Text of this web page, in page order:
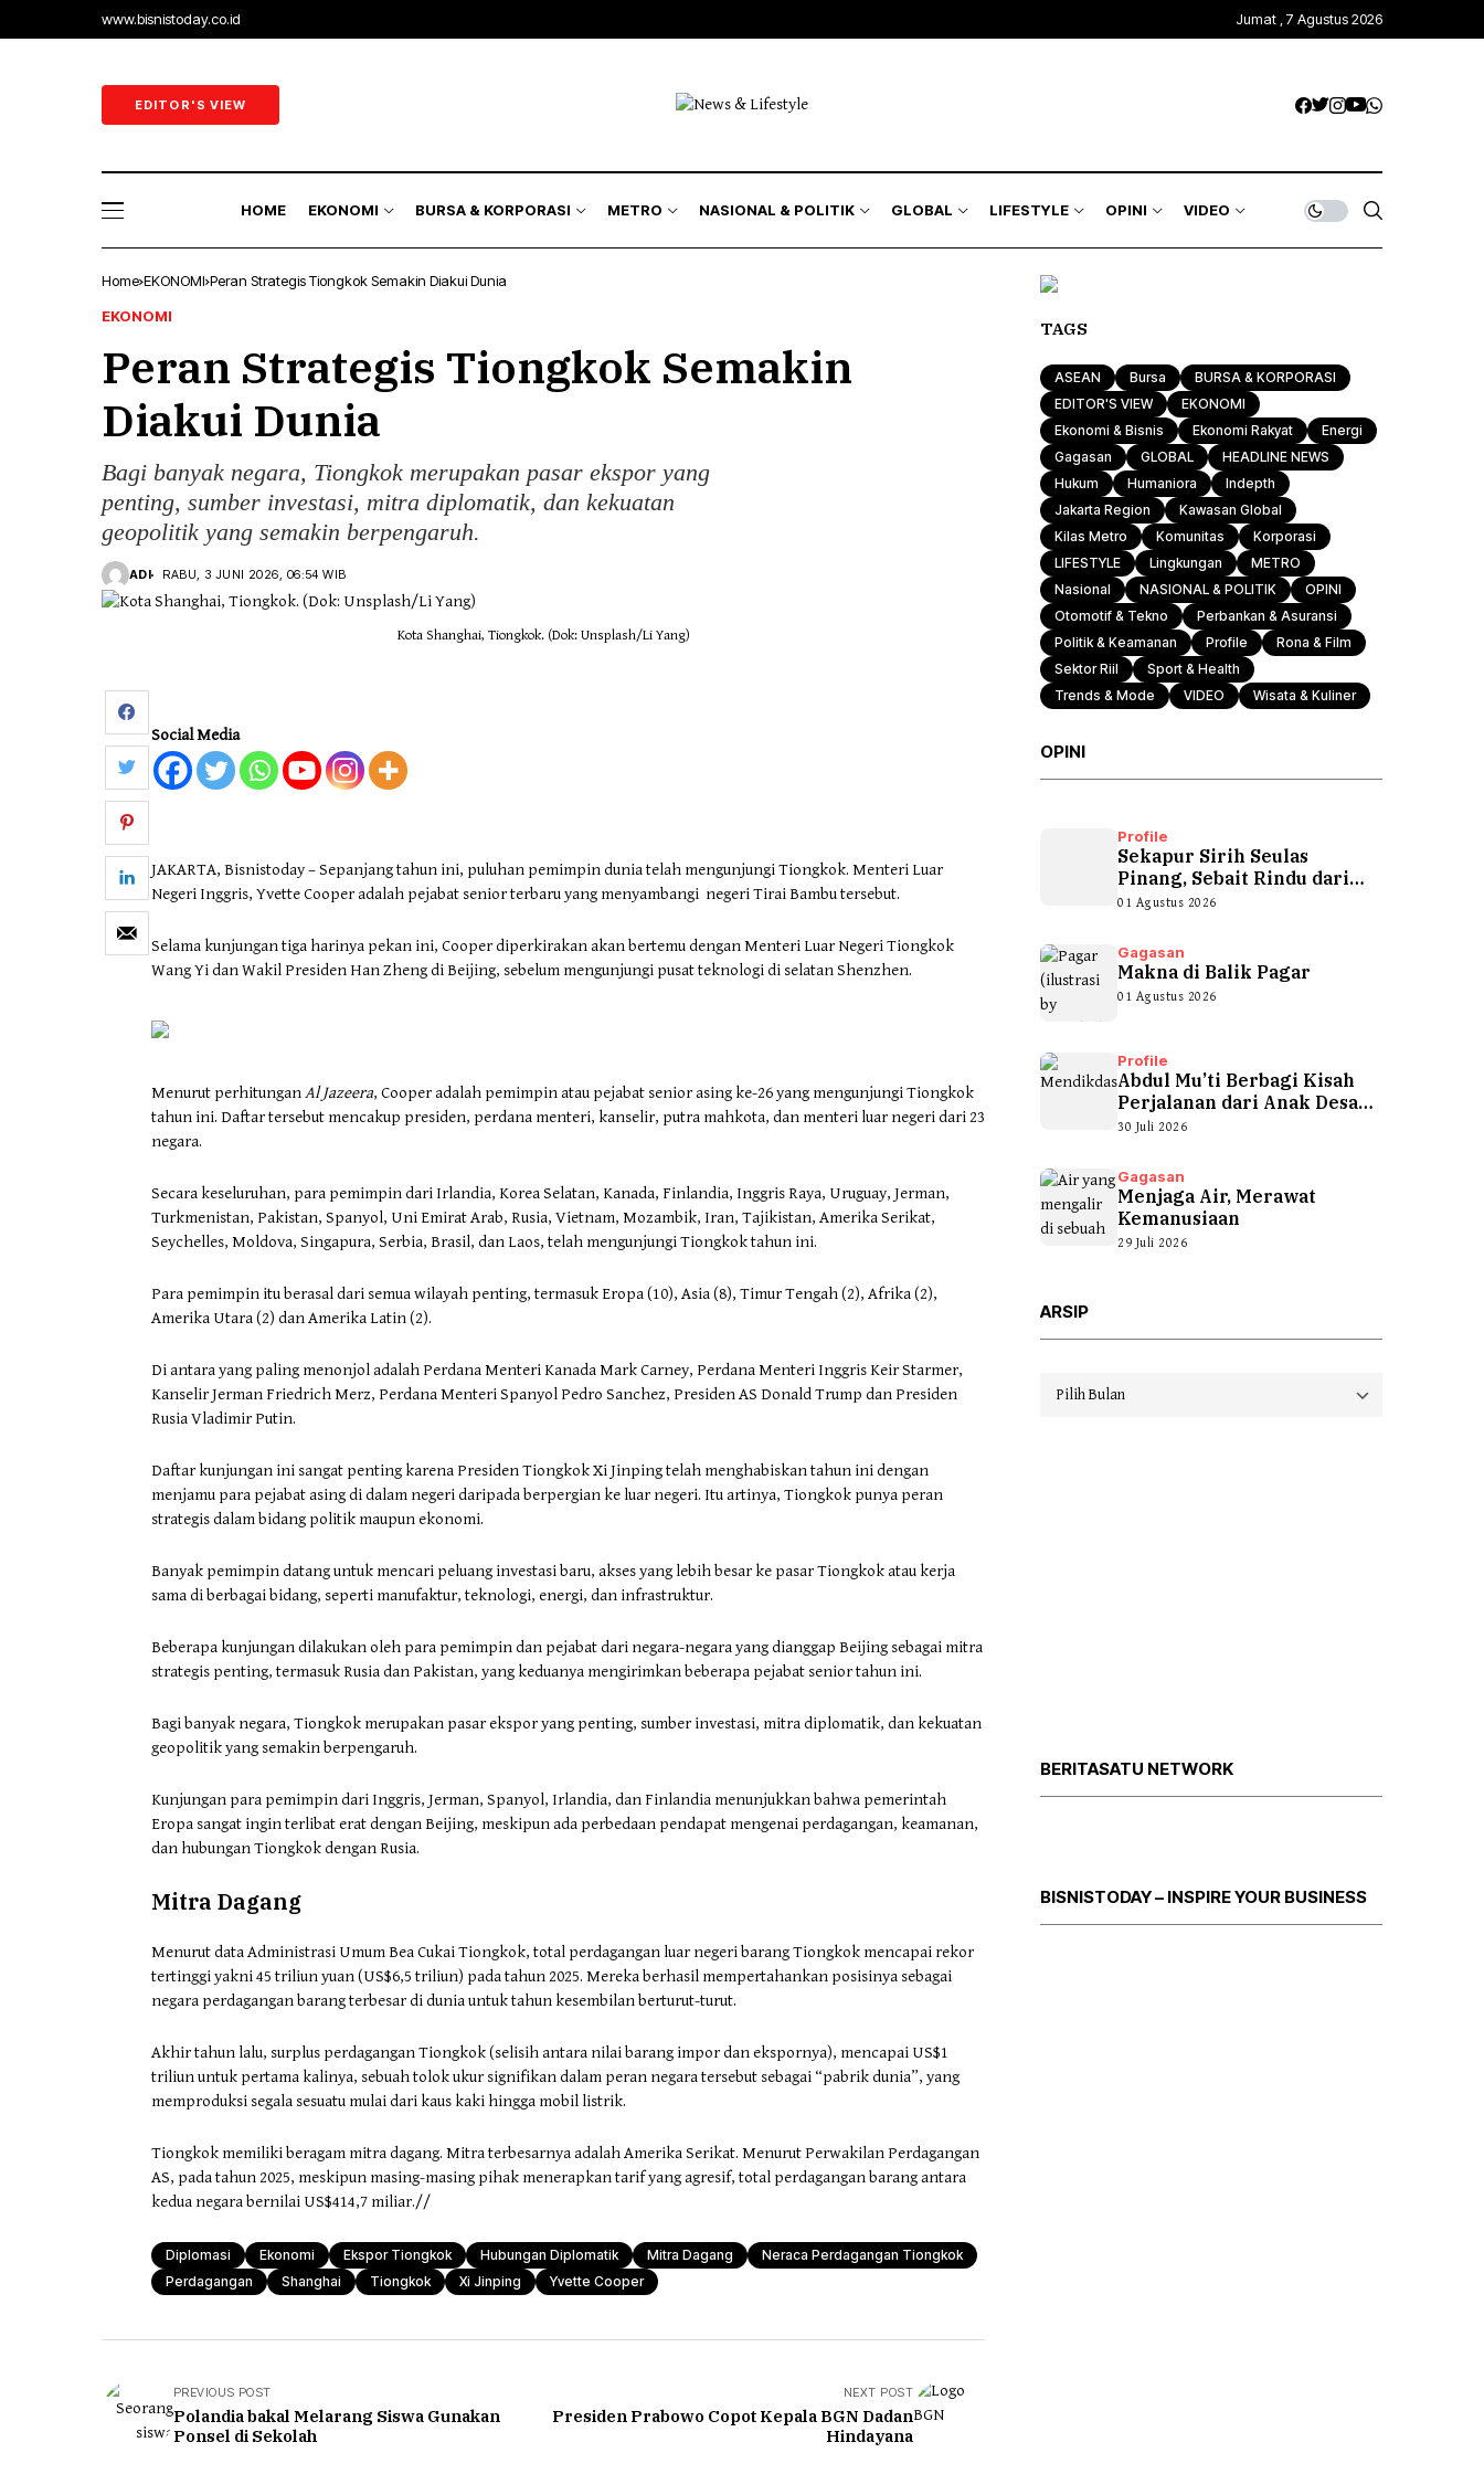
www.bisnistoday.co.id Jumat , 7 Agustus 2026
EDITOR'S VIEW
HOME EKONOMI
Ekonomi Rakyat
Energi
BURSA & KORPORASI
Korporasi
METRO
Kilas Metro
NASIONAL & POLITIK
Politik & Keamanan
GLOBAL LIFESTYLE
Wisata & Kuliner
Komunitas
Sport & Health
Otomotif & Tekno
OPINI
Indepth
VIDEO
Kilas Metro
Home EKONOMI Peran Strategis Tiongkok Semakin Diakui Dunia
EKONOMI
Peran Strategis Tiongkok Semakin
Diakui Dunia
Bagi banyak negara, Tiongkok merupakan pasar ekspor yang
penting, sumber investasi, mitra diplomatik, dan kekuatan
geopolitik yang semakin berpengaruh.
ADI RABU, 3 JUNI 2026, 06:54 WIB
Kota Shanghai, Tiongkok. (Dok: Unsplash/Li Yang)
Social Media
JAKARTA, Bisnistoday – Sepanjang tahun ini, puluhan pemimpin dunia telah mengunjungi Tiongkok. Menteri Luar
Negeri Inggris, Yvette Cooper adalah pejabat senior terbaru yang menyambangi negeri Tirai Bambu tersebut.
Selama kunjungan tiga harinya pekan ini, Cooper diperkirakan akan bertemu dengan Menteri Luar Negeri Tiongkok
Wang Yi dan Wakil Presiden Han Zheng di Beijing, sebelum mengunjungi pusat teknologi di selatan Shenzhen.
Menurut perhitunganAl Jazeera, Cooper adalah pemimpin atau pejabat senior asing ke-26 yang mengunjungi Tiongkok
tahun ini. Daftar tersebut mencakup presiden, perdana menteri, kanselir, putra mahkota, dan menteri luar negeri dari 23
negara.
Secara keseluruhan, para pemimpin dari Irlandia, Korea Selatan, Kanada, Finlandia, Inggris Raya, Uruguay, Jerman,
Turkmenistan, Pakistan, Spanyol, Uni Emirat Arab, Rusia, Vietnam, Mozambik, Iran, Tajikistan, Amerika Serikat,
Seychelles, Moldova, Singapura, Serbia, Brasil, dan Laos, telah mengunjungi Tiongkok tahun ini.
Para pemimpin itu berasal dari semua wilayah penting, termasuk Eropa (10), Asia (8), Timur Tengah (2), Afrika (2),
Amerika Utara (2) dan Amerika Latin (2).
Di antara yang paling menonjol adalah Perdana Menteri Kanada Mark Carney, Perdana Menteri Inggris Keir Starmer,
Kanselir Jerman Friedrich Merz, Perdana Menteri Spanyol Pedro Sanchez, Presiden AS Donald Trump dan Presiden
Rusia Vladimir Putin.
Daftar kunjungan ini sangat penting karena Presiden Tiongkok Xi Jinping telah menghabiskan tahun ini dengan
menjamu para pejabat asing di dalam negeri daripada berpergian ke luar negeri. Itu artinya, Tiongkok punya peran
strategis dalam bidang politik maupun ekonomi.
Banyak pemimpin datang untuk mencari peluang investasi baru, akses yang lebih besar ke pasar Tiongkok atau kerja
sama di berbagai bidang, seperti manufaktur, teknologi, energi, dan infrastruktur.
Beberapa kunjungan dilakukan oleh para pemimpin dan pejabat dari negara-negara yang dianggap Beijing sebagai mitra
strategis penting, termasuk Rusia dan Pakistan, yang keduanya mengirimkan beberapa pejabat senior tahun ini.
Bagi banyak negara, Tiongkok merupakan pasar ekspor yang penting, sumber investasi, mitra diplomatik, dan kekuatan
geopolitik yang semakin berpengaruh.
Kunjungan para pemimpin dari Inggris, Jerman, Spanyol, Irlandia, dan Finlandia menunjukkan bahwa pemerintah
Eropa sangat ingin terlibat erat dengan Beijing, meskipun ada perbedaan pendapat mengenai perdagangan, keamanan,
dan hubungan Tiongkok dengan Rusia.
Mitra Dagang
Menurut data Administrasi Umum Bea Cukai Tiongkok, total perdagangan luar negeri barang Tiongkok mencapai rekor
tertinggi yakni 45 triliun yuan (US$6,5 triliun) pada tahun 2025. Mereka berhasil mempertahankan posisinya sebagai
negara perdagangan barang terbesar di dunia untuk tahun kesembilan berturut-turut.
Akhir tahun lalu, surplus perdagangan Tiongkok (selisih antara nilai barang impor dan ekspornya), mencapai US$1
triliun untuk pertama kalinya, sebuah tolok ukur signifikan dalam peran negara tersebut sebagai “pabrik dunia”, yang
memproduksi segala sesuatu mulai dari kaus kaki hingga mobil listrik.
Tiongkok memiliki beragam mitra dagang. Mitra terbesarnya adalah Amerika Serikat. Menurut Perwakilan Perdagangan
AS, pada tahun 2025, meskipun masing-masing pihak menerapkan tarif yang agresif, total perdagangan barang antara
kedua negara bernilai US$414,7 miliar.//
Diplomasi Ekonomi Ekspor Tiongkok Hubungan Diplomatik Mitra Dagang
Neraca Perdagangan Tiongkok
Perdagangan
Shanghai Tiongkok Xi Jinping Yvette Cooper
PREVIOUS POST
Polandia bakal Melarang Siswa Gunakan
Ponsel di Sekolah
NEXT POST
Presiden Prabowo Copot Kepala BGN Dadan
Hindayana
TAGS
ASEAN Bursa
BURSA & KORPORASI
EDITOR'S VIEW
EKONOMI
Ekonomi & Bisnis
Ekonomi Rakyat
Energi
Gagasan
GLOBAL
HEADLINE NEWS
Hukum
Humaniora
Indepth
Jakarta Region
Kawasan Global
Kilas Metro
Komunitas
Korporasi
LIFESTYLE
Lingkungan
METRO
Nasional
NASIONAL & POLITIK
OPINI
Otomotif & Tekno
Perbankan & Asuransi
Politik & Keamanan
Profile
Rona & Film
Sektor Riil
Sport & Health
Trends & Mode
VIDEO Wisata & Kuliner
OPINI
Profile
Sekapur Sirih Seulas
Pinang, Sebait Rindu dari
Tepian Teluk
01 Agustus 2026
Gagasan
Makna di Balik Pagar
01 Agustus 2026
Profile
Abdul Mu’ti Berbagi Kisah
Perjalanan dari Anak Desa
hingga...
30 Juli 2026
Gagasan
Menjaga Air, Merawat
Kemanusiaan
29 Juli 2026
ARSIP
Arsip
BERITASATU NETWORK
BISNISTODAY – INSPIRE YOUR BUSINESS